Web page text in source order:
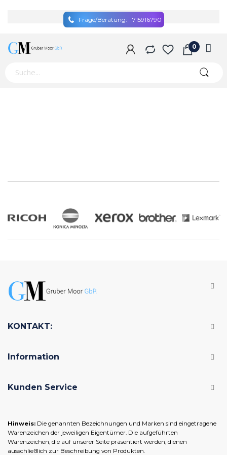
Frage/Beratung: 715916790
KONTAKT:
Information
Kunden Service
Hinweis: Die genannten Bezeichnungen und Marken sind eingetragene
Warenzeichen der jeweiligen Eigentümer. Die aufgeführten
Warenzeichen, die auf unserer Seite präsentiert werden, dienen
ausschließlich zur Beschreibung von Produkten.